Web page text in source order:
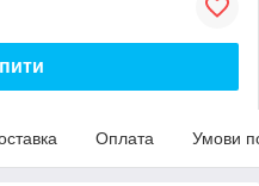
Оплата Умови